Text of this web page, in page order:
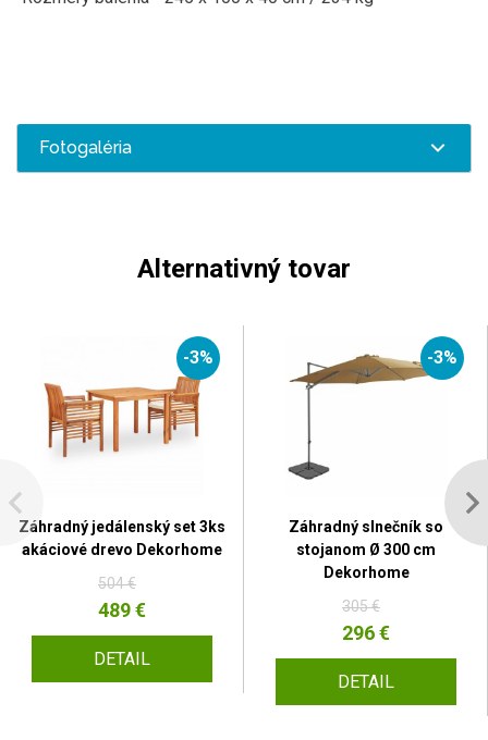
Fotogaléria
Alternativný tovar
-3%
Záhradný jedálenský set 3ks
akáciové drevo Dekorhome
504 €
489 €
DETAIL
-3%
Záhradný slnečník so
stojanom Ø 300 cm
Dekorhome
305 €
296 €
DETAIL